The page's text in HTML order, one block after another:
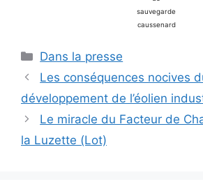
sauvegarde
caussenard
Catégories
Dans la presse
Les conséquences nocives
développement de l’éolien
Le miracle du Facteur de
la Luzette (Lot)